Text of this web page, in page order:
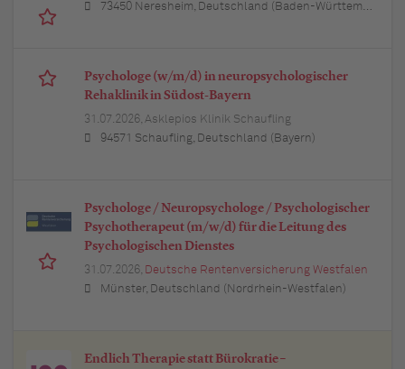
73450 Neresheim, Deutschland (Baden-Württemberg)
Psychologe (w/m/d) in neuropsychologischer
Rehaklinik in Südost-Bayern
31.07.2026, Asklepios Klinik Schaufling
94571 Schaufling, Deutschland (Bayern)
Psychologe / Neuropsychologe / Psychologischer
Psychotherapeut (m/w/d) für die Leitung des
Psychologischen Dienstes
31.07.2026, Deutsche Rentenversicherung Westfalen
Münster, Deutschland (Nordrhein-Westfalen)
Endlich Therapie statt Bürokratie –